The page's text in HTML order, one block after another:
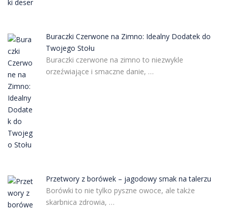
Buraczki Czerwone na Zimno: Idealny Dodatek do
Twojego Stołu
Buraczki czerwone na zimno to niezwykle
orzeźwiające i smaczne danie, …
Przetwory z borówek – jagodowy smak na talerzu
Borówki to nie tylko pyszne owoce, ale także
skarbnica zdrowia, …